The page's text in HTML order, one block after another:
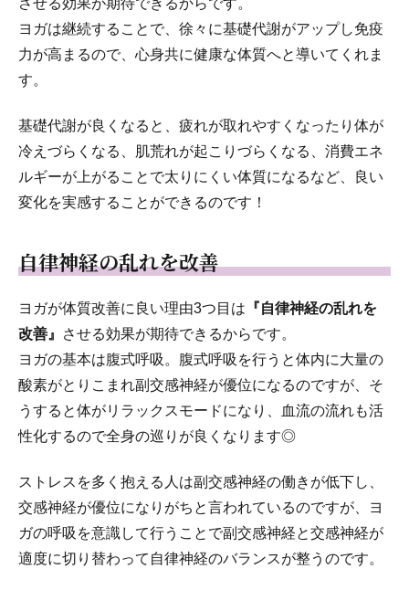
させる効果が期待できるからです。
ヨガは継続することで、徐々に基礎代謝がアップし免疫
力が高まるので、心身共に健康な体質へと導いてくれま
す。
基礎代謝が良くなると、疲れが取れやすくなったり体が
冷えづらくなる、肌荒れが起こりづらくなる、消費エネ
ルギーが上がることで太りにくい体質になるなど、良い
変化を実感することができるのです！
自律神経の乱れを改善
ヨガが体質改善に良い理由3つ目は 『自律神経の乱れを
改善』
させる効果が期待できるからです。
ヨガの基本は腹式呼吸。腹式呼吸を行うと体内に大量の
酸素がとりこまれ副交感神経が優位になるのですが、そ
うすると体がリラックスモードになり、血流の流れも活
性化するので全身の巡りが良くなります◎
ストレスを多く抱える人は副交感神経の働きが低下し、
交感神経が優位になりがちと言われているのですが、ヨ
ガの呼吸を意識して行うことで副交感神経と交感神経が
適度に切り替わって自律神経のバランスが整うのです。